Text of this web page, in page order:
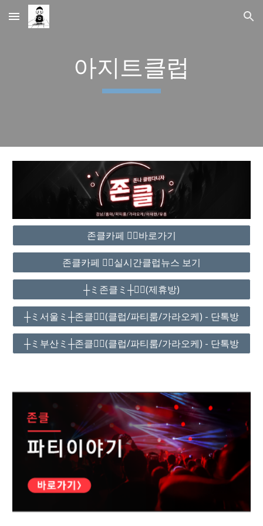
Skip to main content Skip to navigation
아지트클럽
존클카페 ❤️‍🔥바로가기
존클카페 ❤️‍🔥실시간클럽뉴스 보기
┼ミ존클ミ┼❤️‍🔥(제휴방)
┼ミ서울ミ┼존클❤️‍🔥(클럽/파티룸/가라오케) - 단톡방
┼ミ부산ミ┼존클❤️‍🔥(클럽/파티룸/가라오케) - 단톡방